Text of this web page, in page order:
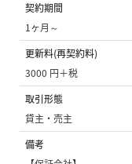
契約期間
1ヶ月～
更新料(再契約料)
3000 円＋税
取引形態
貸主・売主
備考